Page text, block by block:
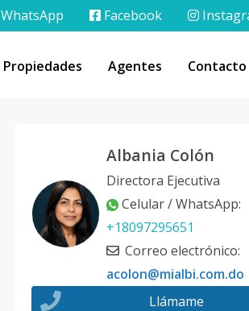
WhatsApp Facebook
Propiedades Agentes Contacto
Albania Colón
Directora Ejecutiva
Celular / WhatsApp:
+18097295651
Correo electrónico:
acolon@mialbi.com.do
Llámame